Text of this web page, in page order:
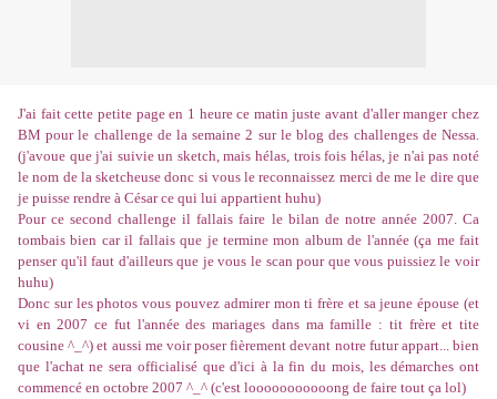
J'ai fait cette petite page en 1 heure ce matin juste avant d'aller manger chez
BM pour le challenge de la semaine 2 sur le blog des challenges de Nessa.
(j'avoue que j'ai suivie un sketch, mais hélas, trois fois hélas, je n'ai pas noté
le nom de la sketcheuse donc si vous le reconnaissez merci de me le dire que
je puisse rendre à César ce qui lui appartient huhu)
Pour ce second challenge il fallais faire le bilan de notre année 2007. Ca
tombais bien car il fallais que je termine mon album de l'année (ça me fait
penser qu'il faut d'ailleurs que je vous le scan pour que vous puissiez le voir
huhu)
Donc sur les photos vous pouvez admirer mon ti frère et sa jeune épouse (et
vi en 2007 ce fut l'année des mariages dans ma famille : tit frère et tite
cousine ^_^) et aussi me voir poser fièrement devant notre futur appart... bien
que l'achat ne sera officialisé que d'ici à la fin du mois, les démarches ont
commencé en octobre 2007 ^_^ (c'est looooooooooong de faire tout ça lol)